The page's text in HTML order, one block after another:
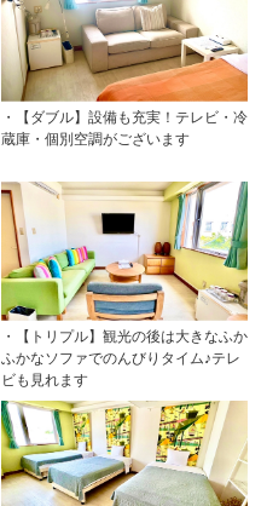
・【ダブル】設備も充実！テレビ・冷
蔵庫・個別空調がございます
・【トリプル】観光の後は大きなふか
ふかなソファでのんびりタイム♪テレ
ビも見れます